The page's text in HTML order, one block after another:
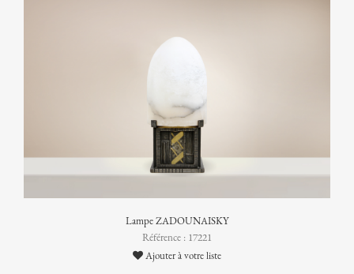
Lampe ZADOUNAISKY
Référence : 17221
Ajouter à votre liste